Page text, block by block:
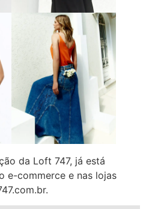
da Loft 747, já está
e-commerce e nas lojas